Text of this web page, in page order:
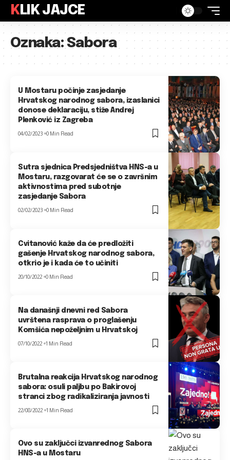
KLIK JAJCE
Oznaka:Sabora
U Mostaru počinje zasjedanje
Hrvatskog narodnog sabora, izaslanici
donose deklaraciju, stiže Andrej
Plenković iz Zagreba
04/02/2023 0 Min Read
Sutra sjednica Predsjedništva HNS-a u
Mostaru, razgovarat će se o završnim
aktivnostima pred subotnje
zasjedanje Sabora
02/02/2023 0 Min Read
Cvitanović kaže da će predložiti
gašenje Hrvatskog narodnog sabora,
otkrio je i kada će to učiniti
20/10/2022 0 Min Read
Na današnji dnevni red Sabora
uvrštena rasprava o proglašenju
Komšića nepoželjnim u Hrvatskoj
07/10/2022 1 Min Read
Brutalna reakcija Hrvatskog narodnog
sabora: osuli paljbu po Bakirovoj
stranci zbog radikaliziranja javnosti
22/08/2022 1 Min Read
Ovo su zaključci izvanrednog Sabora
HNS-a u Mostaru